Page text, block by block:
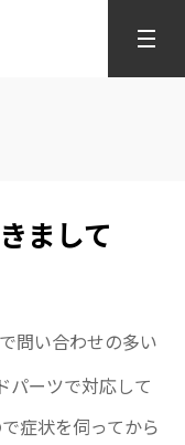
まして
問い合わせの多い
パーツで対応して
症状を伺ってから